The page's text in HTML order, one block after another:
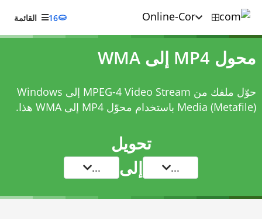
16 القائمة
محول MP4 إلى WMA
حوّل ملفك من MPEG-4 Video Stream إلى Windows
Media (Metafile) باستخدام
محوّل MP4 إلى WMA هذا.
تحويل
... إلى ...